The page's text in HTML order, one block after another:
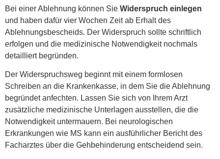
Bei einer Ablehnung können Sie Widerspruch einlegen
und haben dafür vier Wochen Zeit ab Erhalt des
Ablehnungsbescheids. Der Widerspruch sollte schriftlich
erfolgen und die medizinische Notwendigkeit nochmals
detailliert begründen.
Der Widerspruchsweg beginnt mit einem formlosen
Schreiben an die Krankenkasse, in dem Sie die Ablehnung
begründet anfechten. Lassen Sie sich von Ihrem Arzt
zusätzliche medizinische Unterlagen ausstellen, die die
Notwendigkeit untermauern. Bei neurologischen
Erkrankungen wie MS kann ein ausführlicher Bericht des
Facharztes über die Gehbehinderung entscheidend sein.